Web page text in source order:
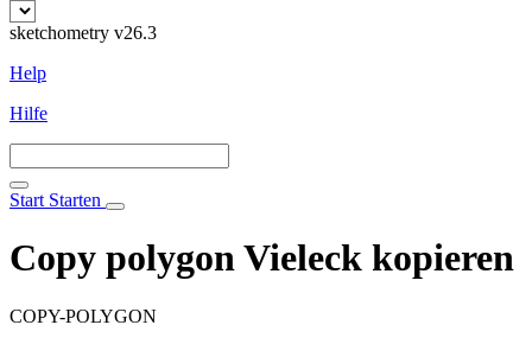
sketchometry v26.3
Help
Hilfe
Start Starten
Copy polygonVieleck kopieren
COPY-POLYGON